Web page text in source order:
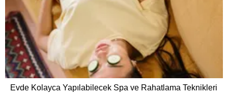
Evde Kolayca Yapılabilecek Spa ve Rahatlama Teknikleri